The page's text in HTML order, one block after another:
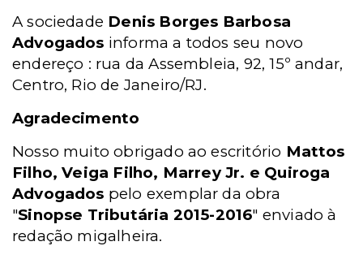
A sociedade Denis Borges Barbosa
Advogados informa a todos seu novo
endereço : rua da Assembleia, 92, 15º andar,
Centro, Rio de Janeiro/RJ.
Agradecimento
Nosso muito obrigado ao escritório Mattos
Filho, Veiga Filho, Marrey Jr. e Quiroga
Advogados pelo exemplar da obra
"Sinopse Tributária 2015-2016" enviado à
redação migalheira.